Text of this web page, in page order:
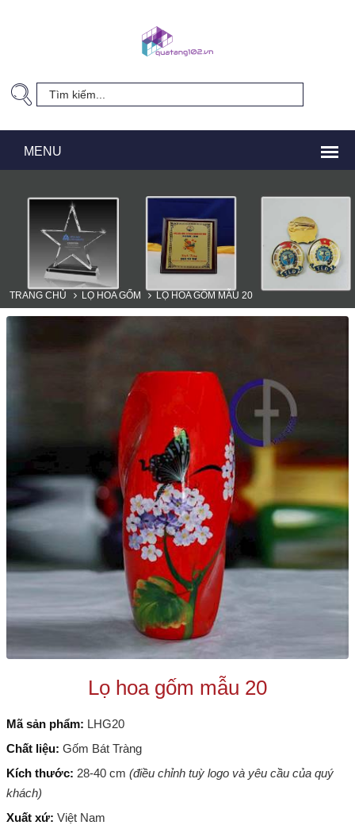
TRANG CHỦ LỌ HOA GỐM LỌ HOA GỐM MẪU 20
Lọ hoa gốm mẫu 20
Mã sản phẩm: LHG20
Chất liệu: Gốm Bát Tràng
Kích thước: 28-40 cm (điều chỉnh tuỳ logo và yêu cầu của quý
khách)
Xuất xứ: Việt Nam